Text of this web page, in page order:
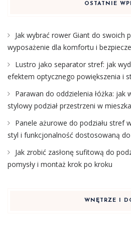
OSTATNIE
Jak wybrać rower Giant do swoich
wyposażenie dla komfortu i
Lustro jako separator stref: jak
efektem optycznego powiększenia i
Parawan do oddzielenia łóżka: jak
stylowy podział przestrzeni w
Panele ażurowe do podziału stref
styl i funkcjonalność dostosowaną
Jak zrobić zasłonę sufitową do
pomysły i montaż krok po kroku
WNĘTRZE I